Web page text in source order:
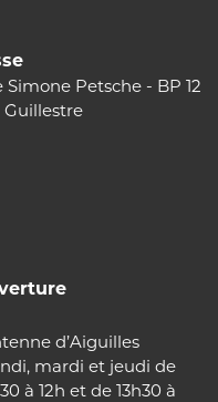
Simone Petsche - BP 12
Guillestre
d’Aiguilles
mardi et jeudi de
à 12h et de 13h30 à